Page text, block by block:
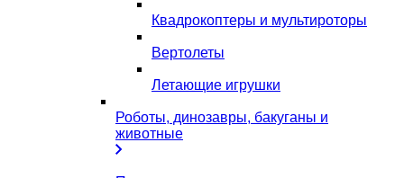
Квадрокоптеры и мультироторы
Вертолеты
Летающие игрушки
Роботы, динозавры, бакуганы и
животные